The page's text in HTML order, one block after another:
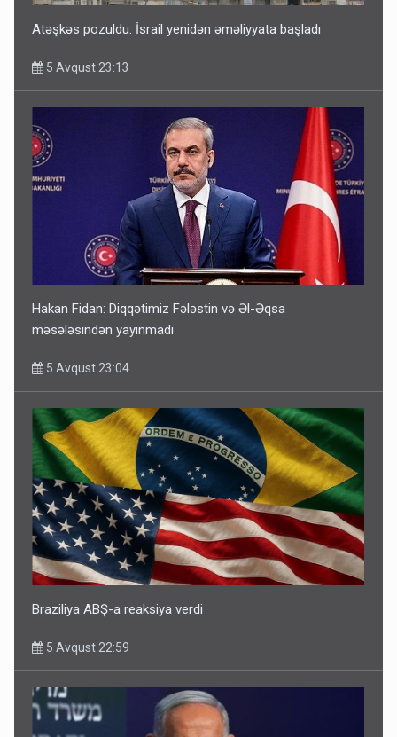
Atəşkəs pozuldu: İsrail yenidən əməliyyata başladı
5 Avqust 23:13
Hakan Fidan: Diqqətimiz Fələstin və Əl-Əqsa
məsələsindən yayınmadı
5 Avqust 23:04
Braziliya ABŞ-a reaksiya verdi
5 Avqust 22:59